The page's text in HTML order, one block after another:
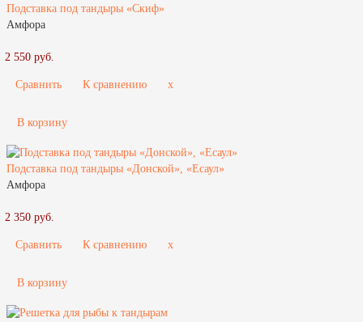
Подставка под тандыры «Скиф»
Амфора
2 550 руб.
Сравнить К сравнению x
В корзину
Подставка под тандыры «Донской», «Есаул»
Амфора
2 350 руб.
Сравнить К сравнению x
В корзину